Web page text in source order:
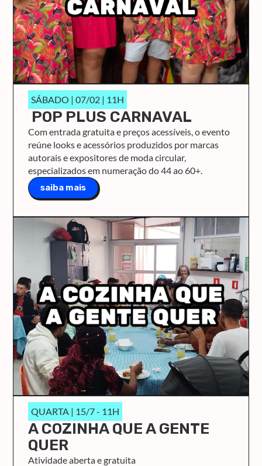
SÁBADO | 07/02 | 11H
POP PLUS CARNAVAL
Com entrada gratuita e preços acessíveis, o evento
reúne looks e acessórios produzidos por marcas
autorais e expositores de moda circular,
especializados em numeração do 44 ao 60+.
saiba mais
QUARTA | 15/7 - 11H
A COZINHA QUE A GENTE
QUER
Atividade aberta e gratuita